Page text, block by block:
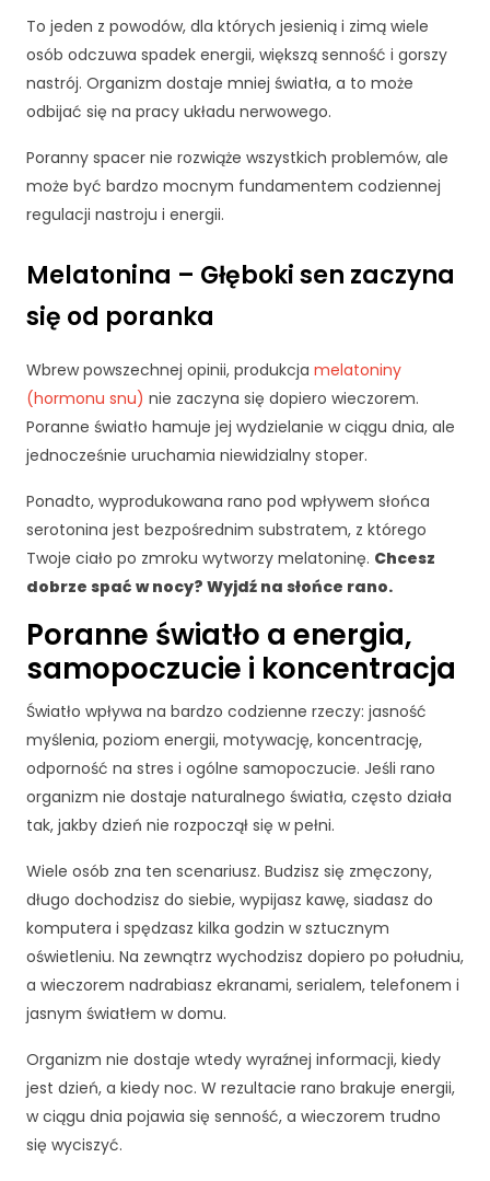
To jeden z powodów, dla których jesienią i zimą wiele
osób odczuwa spadek energii, większą senność i gorszy
nastrój. Organizm dostaje mniej światła, a to może
odbijać się na pracy układu nerwowego.
Poranny spacer nie rozwiąże wszystkich problemów, ale
może być bardzo mocnym fundamentem codziennej
regulacji nastroju i energii.
Melatonina – Głęboki sen zaczyna
się od poranka
Wbrew powszechnej opinii, produkcja melatoniny
(hormonu snu) nie zaczyna się dopiero wieczorem.
Poranne światło hamuje jej wydzielanie w ciągu dnia, ale
jednocześnie uruchamia niewidzialny stoper.
Ponadto, wyprodukowana rano pod wpływem słońca
serotonina jest bezpośrednim substratem, z którego
Twoje ciało po zmroku wytworzy melatoninę. Chcesz
dobrze spać w nocy? Wyjdź na słońce rano.
Poranne światło a energia,
samopoczucie i koncentracja
Światło wpływa na bardzo codzienne rzeczy: jasność
myślenia, poziom energii, motywację, koncentrację,
odporność na stres i ogólne samopoczucie. Jeśli rano
organizm nie dostaje naturalnego światła, często działa
tak, jakby dzień nie rozpoczął się w pełni.
Wiele osób zna ten scenariusz. Budzisz się zmęczony,
długo dochodzisz do siebie, wypijasz kawę, siadasz do
komputera i spędzasz kilka godzin w sztucznym
oświetleniu. Na zewnątrz wychodzisz dopiero po południu,
a wieczorem nadrabiasz ekranami, serialem, telefonem i
jasnym światłem w domu.
Organizm nie dostaje wtedy wyraźnej informacji, kiedy
jest dzień, a kiedy noc. W rezultacie rano brakuje energii,
w ciągu dnia pojawia się senność, a wieczorem trudno
się wyciszyć.
y
st
k
a
b
y
ś
m
m
gl
p
o
r
a
ć
fu
n
cj
o
al
o
ś
ć
st
ru
ur
ę
o
n
y
te
rn
o
w